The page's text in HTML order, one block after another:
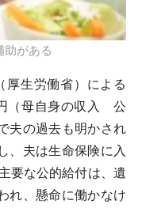
助がある
厚生労働省）による
（母自身の収入 公
夫の過去も明かされ
、夫は生命保険に入
要な公的給付は、遺
れ、懸命に働かなけ